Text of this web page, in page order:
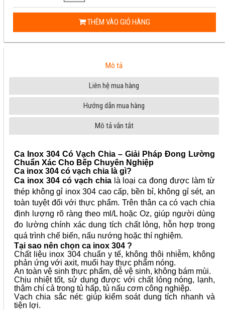
THÊM VÀO GIỎ HÀNG
Mô tả
Liên hệ mua hàng
Hướng dẫn mua hàng
Mô tả vắn tắt
Ca Inox 304 Có Vạch Chia – Giải Pháp Đong Lường
Chuẩn Xác Cho Bếp Chuyên Nghiệp
Ca inox 304 có vạch chia là gì?
Ca inox 304 có vạch chialà loại ca đong được làm từ
thép không gỉ inox 304 cao cấp, bền bỉ, không gỉ sét, an
toàn tuyệt đối với thực phẩm. Trên thân ca có vạch chia
định lượng rõ ràng theo ml/L hoặc Oz, giúp người dùng
đo lường chính xác dung tích chất lỏng, hỗn hợp trong
quá trình chế biến, nấu nướng hoặc thí nghiệm.
Tại sao nên chọn ca inox 304 ?
Chất liệu inox 304 chuẩn y tế, không thôi nhiễm, không
phản ứng với axit, muối hay thực phẩm nóng.
An toàn vệ sinh thực phẩm, dễ vệ sinh, không bám mùi.
Chịu nhiệt tốt, sử dụng được với chất lỏng nóng, lạnh,
thậm chí cả trong tủ hấp, tủ nấu cơm công nghiệp.
Vạch chia sắc nét: giúp kiểm soát dung tích nhanh và
tiện lợi.